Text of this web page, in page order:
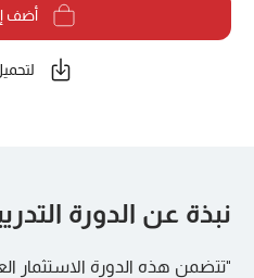
أضف
نبذة عن الدورة
"تتضمن هذه الدورة الاستثمار